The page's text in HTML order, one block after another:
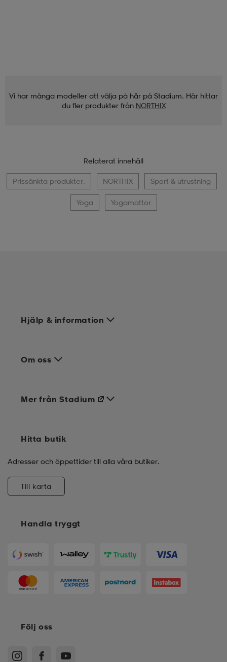
Vi har många modeller att välja på här på Stadium. Här hittar
du fler produkter från NORTHIX
Relaterat innehåll
Prissänkta produkter. NORTHIX Sport & utrustning
Yoga Yogamattor
Hjälp & information
Om oss
Handla tryggt
Mer från Stadium
Hitta butik
Adresser och öppettider till alla våra butiker.
Till karta
Följ oss